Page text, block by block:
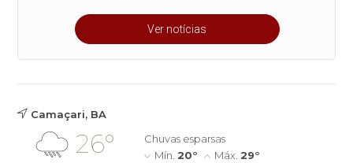
Ver notícias
Camaçari, BA
26°
Chuvas esparsas
Mín.20° Máx.29°